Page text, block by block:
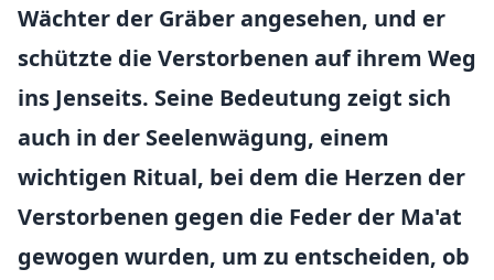
Wächter der Gräber angesehen, und er
schützte die Verstorbenen auf ihrem Weg
ins Jenseits. Seine Bedeutung zeigt sich
auch in der Seelenwägung, einem
wichtigen Ritual, bei dem die Herzen der
Verstorbenen gegen die Feder der Ma'at
gewogen wurden, um zu entscheiden, ob